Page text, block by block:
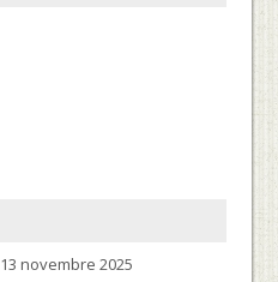
13 novembre 2025